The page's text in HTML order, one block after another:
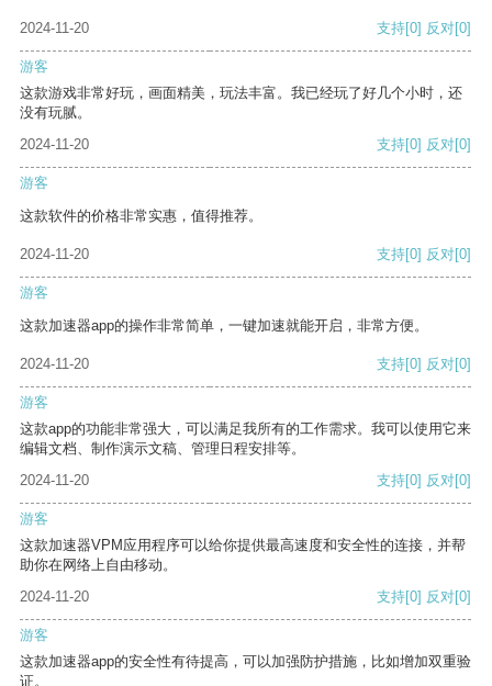
2024-11-20 支持[0] 反对[0]
游客
这款游戏非常好玩，画面精美，玩法丰富。我已经玩了好几个小时，还
没有玩腻。
2024-11-20
支持[0] 反对[0]
游客
这款软件的价格非常实惠，值得推荐。
2024-11-20 支持[0] 反对[0]
游客
这款加速器app的操作非常简单，一键加速就能开启，非常方便。
2024-11-20 支持[0] 反对[0]
游客
这款app的功能非常强大，可以满足我所有的工作需求。我可以使用它来
编辑文档、制作演示文稿、管理日程安排等。
2024-11-20
支持[0] 反对[0]
游客
这款加速器VPM应用程序可以给你提供最高速度和安全性的连接，并帮
助你在网络上自由移动。
2024-11-20
支持[0] 反对[0]
游客
这款加速器app的安全性有待提高，可以加强防护措施，比如增加双重验
证。